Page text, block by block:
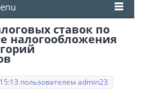
ставок по
налогообложения
пользователемadmin23